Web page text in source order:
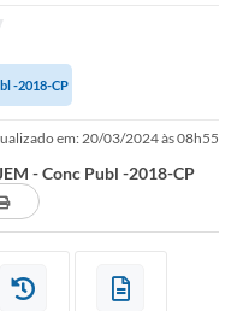
-2018-CP
em: 20/03/2024 às 08h55
- Conc Publ -2018-CP